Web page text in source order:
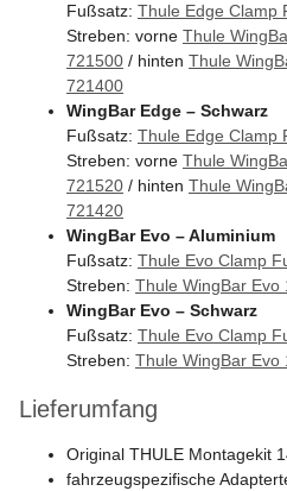
Fußsatz: Thule Edge Clamp
Streben: vorne Thule
721500 / hinten Thule
721400
WingBar Edge – Schwarz
Fußsatz: Thule Edge Clamp
Streben: vorne Thule
721520 / hinten Thule
721420
WingBar Evo – Aluminium
Fußsatz: Thule Evo Clamp
Streben: Thule WingBar Evo
WingBar Evo – Schwarz
Fußsatz: Thule Evo Clamp
Streben: Thule WingBar Evo
Lieferumfang
Original THULE Montagekit
fahrzeugspezifische